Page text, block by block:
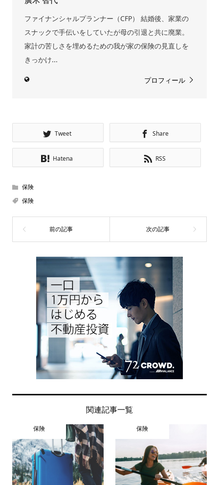
ファイナンシャルプランナー（CFP） 結婚後、家業の
スナックで手伝いをしていたが母の引退と共に廃業。
家計の苦しさを埋めるための我が家の保険の見直しを
きっかけ...
プロフィール
Tweet Share
Hatena RSS
保険
保険
関連記事一覧
保険 保険